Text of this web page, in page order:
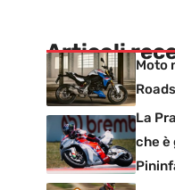
Articoli
Moto
La
che è